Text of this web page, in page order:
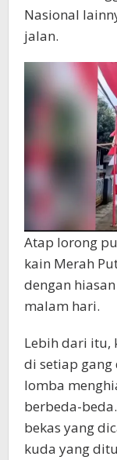
Nasional
jalan.
Atap lorong
kain Merah
dengan
malam hari.
Lebih dari itu,
di setiap gang
lomba
berbeda-
bekas yang
kuda yang